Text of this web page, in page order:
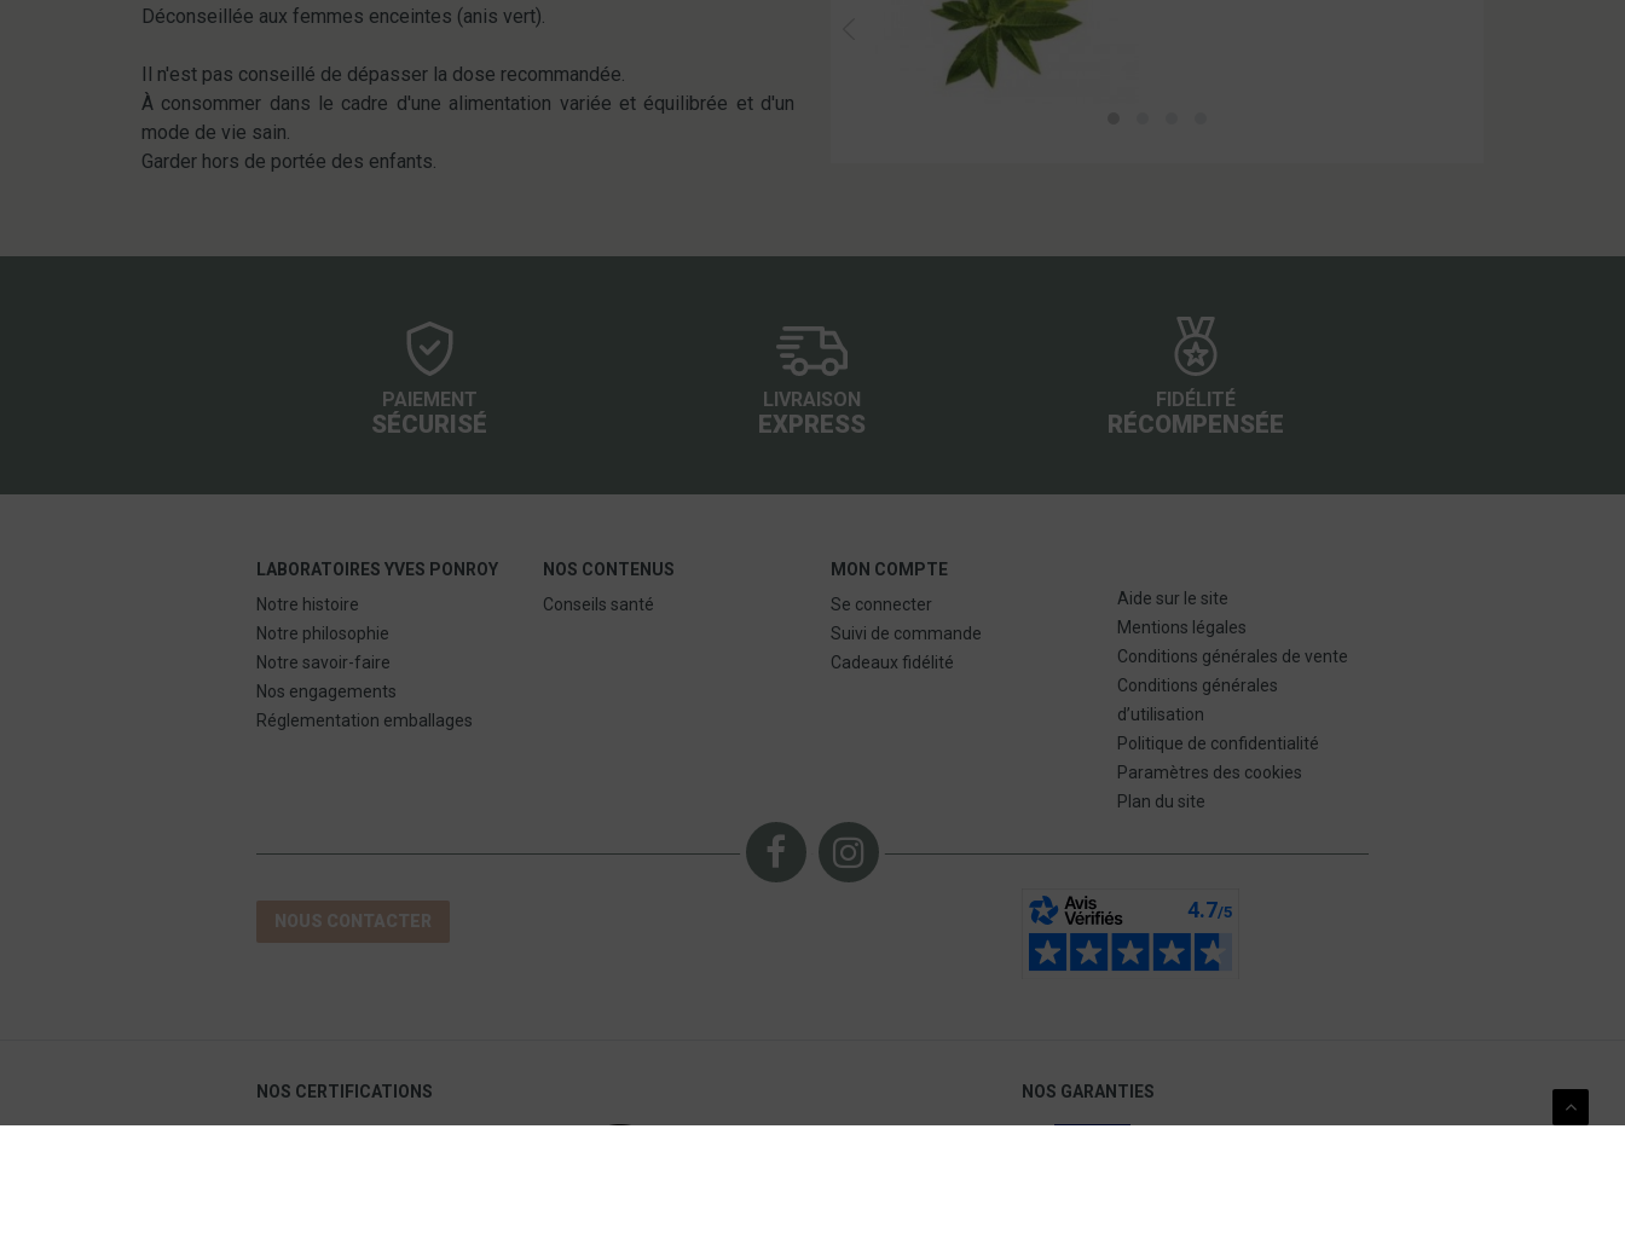
Déconseillée aux femmes enceintes (anis vert).
Il n'est pas conseillé de dépasser la dose recommandée.
À consommer dans le cadre d'une alimentation variée et équilibrée et d'un
mode de vie sain.
Garder hors de portée des enfants.
PAIEMENT
SÉCURISÉ
LIVRAISON
EXPRESS
FIDÉLITÉ
RÉCOMPENSÉE
LABORATOIRES YVES PONROY
Notre histoire
Notre philosophie
Notre savoir-faire
Nos engagements
Réglementation emballages
NOS CONTENUS
Conseils santé
MON COMPTE
Se connecter
Suivi de commande
Cadeaux fidélité
Aide sur le site
Mentions légales
Conditions générales de vente
Conditions générales
d’utilisation
Politique de confidentialité
Paramètres des cookies
Plan du site
NOUS CONTACTER
NOS CERTIFICATIONS NOS GARANTIES